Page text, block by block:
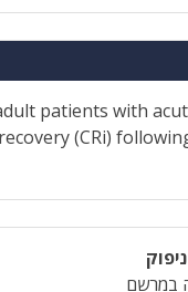
patients with
(CRi)
במרשם